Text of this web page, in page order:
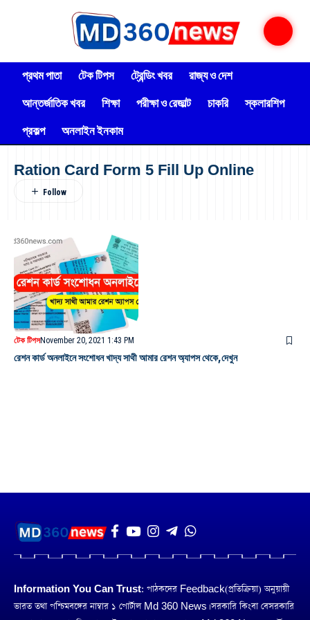
প্রথম পাতা টেক টিপস ট্রেন্ডিং খবর
রাজ্য ও দেশ
আন্তর্জাতিক খবর
শিক্ষা পরীক্ষা ও রেজাল্ট চাকরি
স্কলারশিপ
প্রকল্প
অনলাইন ইনকাম
Ration Card Form 5 Fill Up Online
টেক টিপসNovember 20, 2021 1:43 PM
রেশন কার্ড অনলাইনে সংশোধন খাদ্য সাথী আমার রেশন অ্যাপস থেকে,দেখুন
Information You Can Trust: পাঠকদের Feedback(প্রতিক্রিয়া) অনুয়ায়ী
ভারত তথা পশ্চিমবঙ্গের নাম্বার ১ পোর্টাল Md 360 News। সরকারি কিংবা বেসরকারি